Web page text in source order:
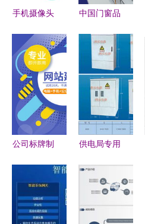
手机摄像头
AI算法成为
差异化竞争
与网站建设
新引擎
中国门窗品
舞台 皇派
门窗与亚奥
理事会达成
战略合作，
开启网络技
术开发新篇
公司标牌制
云一站式解
决方案
供电局专用
配电箱网站
建设 打造